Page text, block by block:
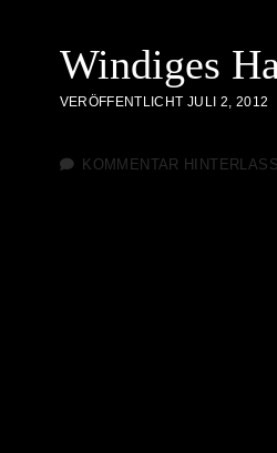
Windiges
VERÖFFENTLICHT JULI 2, 2012
KOMMENTAR